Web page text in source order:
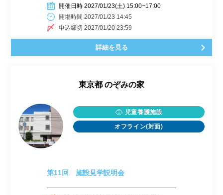
開催日時 2027/01/23(土) 15:00~17:00
開場時間 2027/01/23 14:45
申込締切 2027/01/20 23:59
詳細を見る
東京都 のぞみの家
児童養護施設
オフライン(対面)
第11回 施設見学説明会